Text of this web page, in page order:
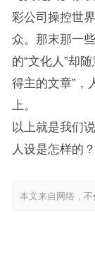
彩公司操控世
众。那末那一
的“文化人”却
得主的文章”，
上。
以上就是我们
人设是怎样的？
本文来自网络，不